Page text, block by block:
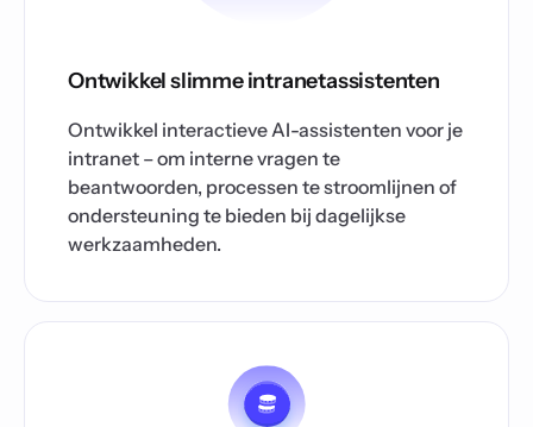
Ontwikkel slimme intranetassistenten
Ontwikkel interactieve AI-assistenten voor je
intranet – om interne vragen te
beantwoorden, processen te stroomlijnen of
ondersteuning te bieden bij dagelijkse
werkzaamheden.